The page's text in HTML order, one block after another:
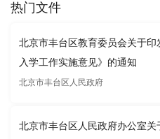
热门文件
北京市丰台区教育委员会关于
入学工作实施意见》的通知
北京市丰台区人民政府
北京市丰台区人民政府办公室关